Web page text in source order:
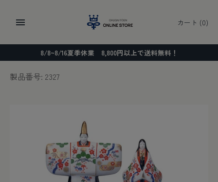
ン
カート (0)
8/8~8/16夏季休業 8,800円以上で送料無料！
製品番号: 2327